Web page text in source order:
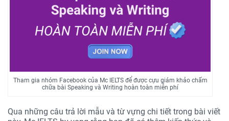
Tham gia nhóm Facebook của Mc IELTS để được cựu giám khảo chấm
chữa bài Speaking và Writing hoàn toàn miễn phí
Qua những câu trả lời mẫu và từ vựng chi tiết trong bài viết